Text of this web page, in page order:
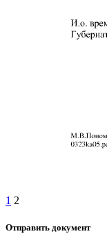
1 2
Отправить документ